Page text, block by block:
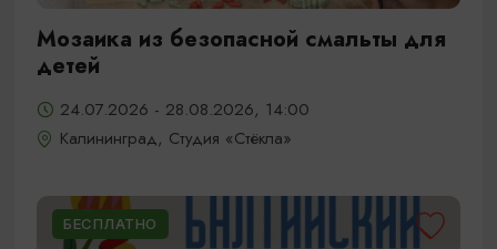
Мозаика из безопасной смальты для
детей
24.07.2026 - 28.08.2026, 14:00
Калининград, Студия «Стёкла»
БЕСПЛАТНО